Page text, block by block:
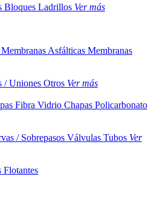
Bloques Ladrillos Ver más
Membranas Asfálticas Membranas
/ Uniones Otros Ver más
Fibra Vidrio Chapas Policarbonato
/ Sobrepasos Válvulas Tubos Ver
Flotantes